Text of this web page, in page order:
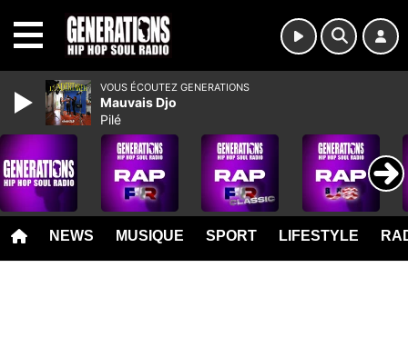
NEWS MUSIQUE SPORT LIFESTYLE
VOUS ÉCOUTEZ GENERATIONS
Mauvais Djo
Pilé